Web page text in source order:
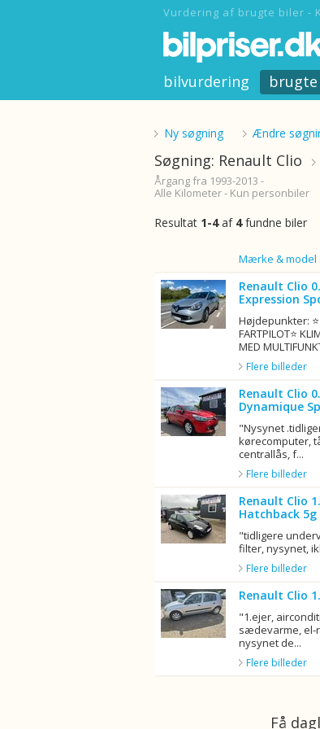
Vurdering af brugte biler -
bilvurdering
Ny søgning Ændre
Søgning: Renault Clio
Årgang fra 1993-2013 -
Alle Kilometer - Kun personbiler
Resultat 1-4af 4fundne biler
Mærke & model
Renault Clio
Expression
Højdepunkter: ⭐
FARTPILOT⭐
MED
Flere billeder
Renault Clio
Dynamique
"Nysynet
kørecomputer,
centrallås, f...
Flere billeder
Renault Clio
Hatchback 5g
"tidligere
filter, nysynet,
Flere billeder
Renault Clio
"1.ejer,
sædevarme, el-
nysynet de...
Flere billeder
Få